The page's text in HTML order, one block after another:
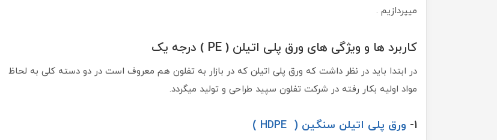
میپردازیم .
کاربرد ها و ویژگی های ورق پلی اتیلن ( PE ) درجه یک
در ابتدا باید در نظر داشت که ورق پلی اتیلن که در بازار به تفلون هم معروف است در دو دسته کلی به لحاظ
مواد اولیه بکار رفته در شرکت تفلون سپید طراحی و تولید میگردد.
1- ورق پلی اتیلن سنگین ( HDPE )